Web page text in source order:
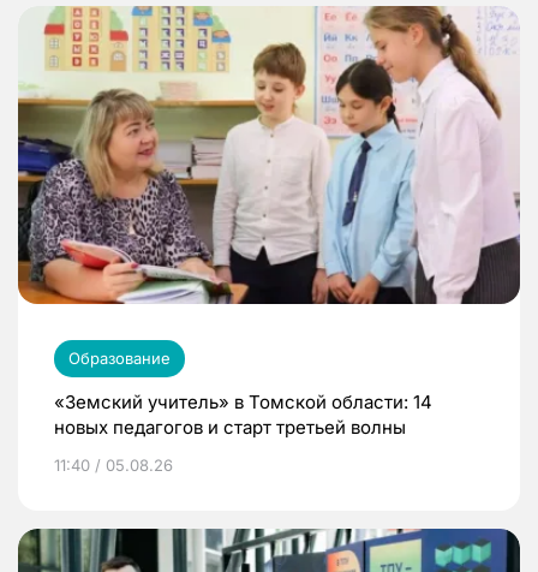
Образование
«Земский учитель» в Томской области: 14
новых педагогов и старт третьей волны
11:40 / 05.08.26